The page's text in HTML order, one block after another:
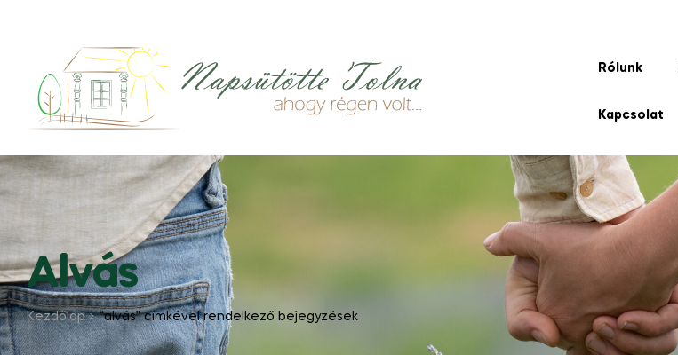
Rólunk
Kapcsolat
Alvás
Kezdőlap “alvás” címkével rendelkező bejegyzések